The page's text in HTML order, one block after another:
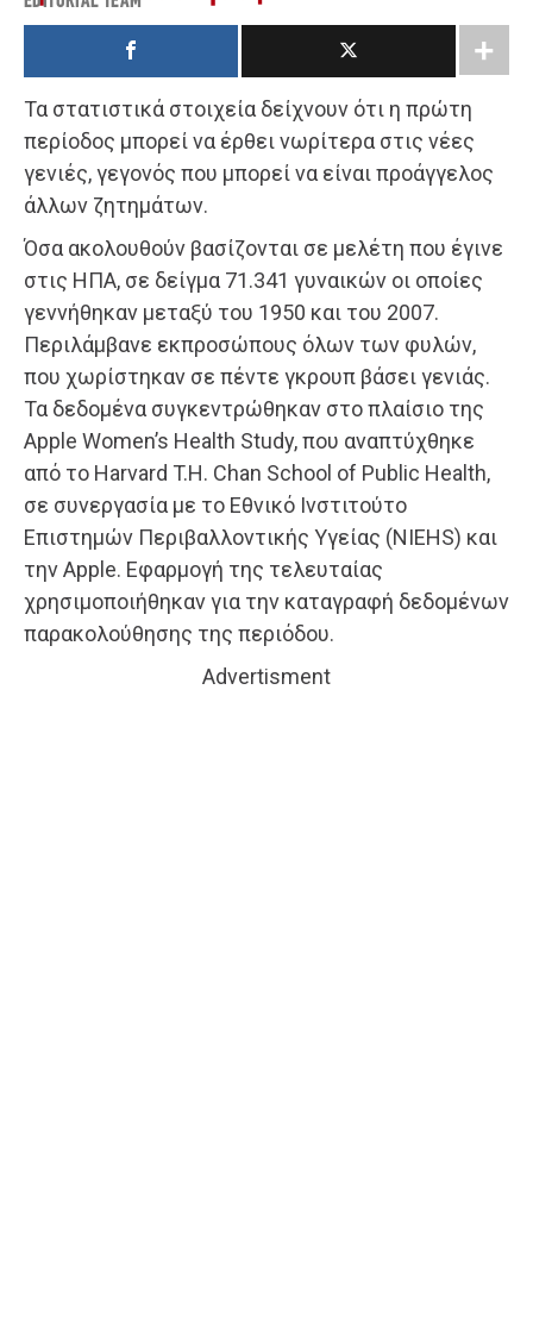
Τα στατιστικά στοιχεία δείχνουν ότι η πρώτη
περίοδος μπορεί να έρθει νωρίτερα στις νέες
γενιές, γεγονός που μπορεί να είναι προάγγελος
άλλων ζητημάτων.
Όσα ακολουθούν βασίζονται σε μελέτη που έγινε
στις ΗΠΑ, σε δείγμα 71.341 γυναικών οι οποίες
γεννήθηκαν μεταξύ του 1950 και του 2007.
Περιλάμβανε εκπροσώπους όλων των φυλών,
που χωρίστηκαν σε πέντε γκρουπ βάσει γενιάς.
Τα δεδομένα συγκεντρώθηκαν στο πλαίσιο της
Apple Women’s Health Study, που αναπτύχθηκε
από το Harvard T.H. Chan School of Public Health,
σε συνεργασία με το Εθνικό Ινστιτούτο
Επιστημών Περιβαλλοντικής Υγείας (NIEHS) και
την Apple. Εφαρμογή της τελευταίας
χρησιμοποιήθηκαν για την καταγραφή δεδομένων
παρακολούθησης της περιόδου.
Advertisment